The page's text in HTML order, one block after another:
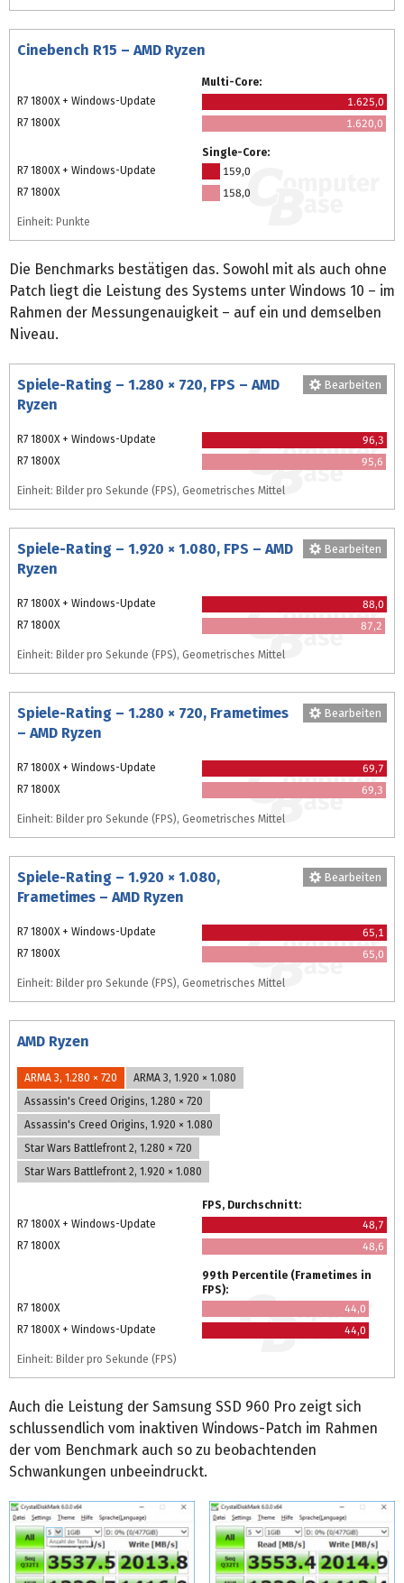
Cinebench R15 – AMD Ryzen
Multi-Core:
R7 1800X + Windows-Update
1.625,0
R7 1800X
1.620,0
Single-Core:
R7 1800X + Windows-Update
159,0
R7 1800X
158,0
Einheit: Punkte
Die Benchmarks bestätigen das. Sowohl mit als auch ohne
Patch liegt die Leistung des Systems unter Windows 10 – im
Rahmen der Messungenauigkeit – auf ein und demselben
Niveau.
Bearbeiten
Spiele-Rating – 1.280 × 720, FPS – AMD
Ryzen
R7 1800X + Windows-Update
96,3
R7 1800X
95,6
Einheit: Bilder pro Sekunde (FPS), Geometrisches Mittel
Bearbeiten
Spiele-Rating – 1.920 × 1.080, FPS – AMD
Ryzen
R7 1800X + Windows-Update
88,0
R7 1800X
87,2
Einheit: Bilder pro Sekunde (FPS), Geometrisches Mittel
Bearbeiten
Spiele-Rating – 1.280 × 720, Frametimes
– AMD Ryzen
R7 1800X + Windows-Update
69,7
R7 1800X
69,3
Einheit: Bilder pro Sekunde (FPS), Geometrisches Mittel
Bearbeiten
Spiele-Rating – 1.920 × 1.080,
Frametimes – AMD Ryzen
R7 1800X + Windows-Update
65,1
R7 1800X
65,0
Einheit: Bilder pro Sekunde (FPS), Geometrisches Mittel
AMD Ryzen
ARMA 3, 1.280 × 720
ARMA 3, 1.920 × 1.080
Assassin's Creed Origins, 1.280 × 720
Assassin's Creed Origins, 1.920 × 1.080
Star Wars Battlefront 2, 1.280 × 720
Star Wars Battlefront 2, 1.920 × 1.080
FPS, Durchschnitt:
R7 1800X + Windows-Update
48,7
R7 1800X
48,6
99th Percentile (Frametimes in
FPS):
R7 1800X
44,0
R7 1800X + Windows-Update
44,0
Einheit: Bilder pro Sekunde (FPS)
Auch die Leistung der Samsung SSD 960 Pro zeigt sich
schlussendlich vom inaktiven Windows-Patch im Rahmen
der vom Benchmark auch so zu beobachtenden
Schwankungen unbeeindruckt.